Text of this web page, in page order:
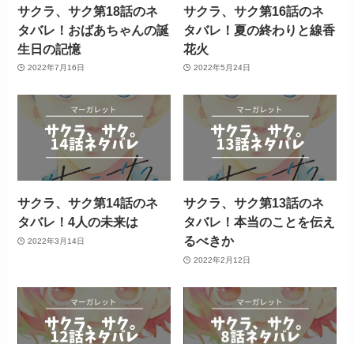
サクラ、サク第18話のネ
タバレ！おばあちゃんの誕
生日の記憶
2022年7月16日
サクラ、サク第16話のネ
タバレ！夏の終わりと線香
花火
2022年5月24日
サクラ、サク第14話のネ
タバレ！4人の未来は
2022年3月14日
サクラ、サク第13話のネ
タバレ！本当のことを伝え
るべきか
2022年2月12日